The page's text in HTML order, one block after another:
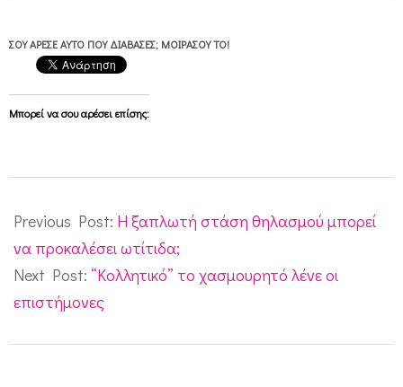
ΣΟΥ ΆΡΕΣΕ ΑΥΤΌ ΠΟΥ ΔΙΆΒΑΣΕΣ; ΜΟΙΡΆΣΟΥ ΤΟ!
Μπορεί να σου αρέσει επίσης:
12-
07
Previous Post: Η ξαπλωτή στάση θηλασμού μπορεί
να προκαλέσει ωτίτιδα;
Next Post: “Κολλητικό” το χασμουρητό λένε οι
επιστήμονες